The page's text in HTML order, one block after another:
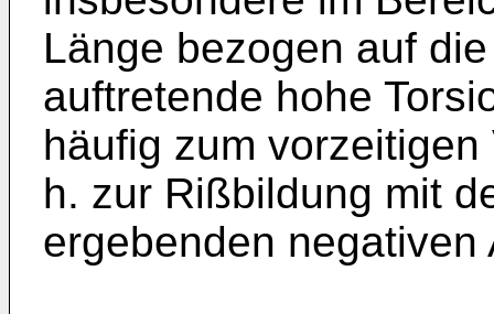
Länge bezogen auf
auftretende hohe
häufig zum
h. zur Rißbildung mit
ergebenden negativen